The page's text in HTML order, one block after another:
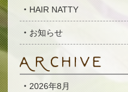
HAIR NATTY
お知らせ
2026年8月